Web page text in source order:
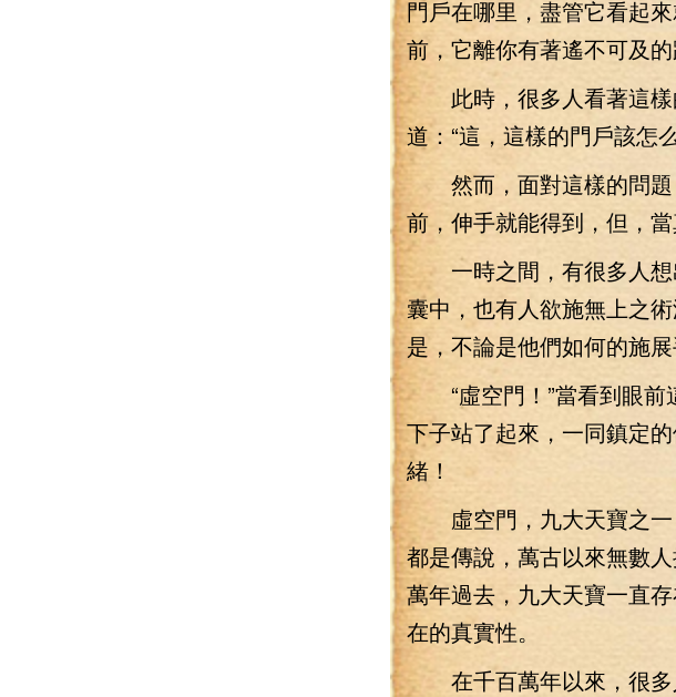
門戶在哪里，盡管它看起
前，它離你有著遙不可及的
此時，很多人看著這樣
道：“這，這樣的門戶該怎
然而，面對這樣的問題
前，伸手就能得到，但，
一時之間，有很多人想
囊中，也有人欲施無上之
是，不論是他們如何的施
“虛空門！”當看到眼前
下子站了起來，一同鎮定
緒！
虛空門，九大天寶之一
都是傳說，萬古以來無數
萬年過去，九大天寶一直
在的真實性。
在千百萬年以來，很多